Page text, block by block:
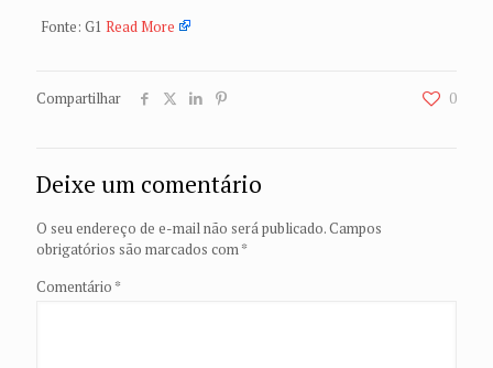
Fonte: G1 Read More
Compartilhar 0
Deixe um comentário
O seu endereço de e-mail não será publicado.Campos
obrigatórios são marcados com*
Comentário *